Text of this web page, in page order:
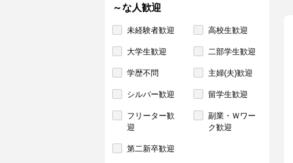
～な人歓迎
未経験者歓迎 高校生歓迎
大学生歓迎 二部学生歓迎
学歴不問 主婦(夫)歓迎
シルバー歓迎 留学生歓迎
フリーター歓
迎
副業・Ｗワー
ク歓迎
第二新卒歓迎